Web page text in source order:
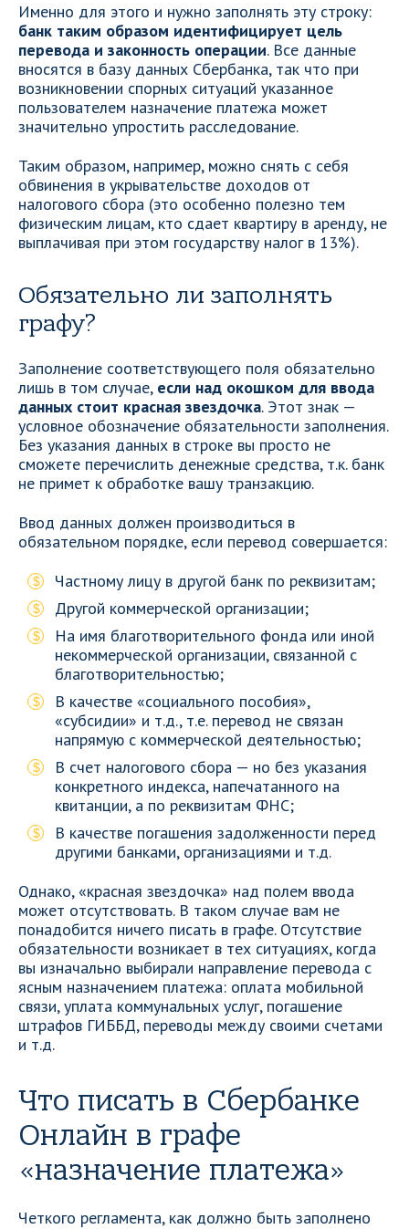
Именно для этого и нужно заполнять эту строку:
банк таким образом идентифицирует цель
перевода и законность операции. Все данные
вносятся в базу данных Сбербанка, так что при
возникновении спорных ситуаций указанное
пользователем назначение платежа может
значительно упростить расследование.
Таким образом, например, можно снять с себя
обвинения в укрывательстве доходов от
налогового сбора (это особенно полезно тем
физическим лицам, кто сдает квартиру в аренду, не
выплачивая при этом государству налог в 13%).
Обязательно ли заполнять
графу?
Заполнение соответствующего поля обязательно
лишь в том случае, если над окошком для ввода
данных стоит красная звездочка. Этот знак —
условное обозначение обязательности заполнения.
Без указания данных в строке вы просто не
сможете перечислить денежные средства, т.к. банк
не примет к обработке вашу транзакцию.
Ввод данных должен производиться в
обязательном порядке, если перевод совершается:
Частному лицу в другой банк по реквизитам;
Другой коммерческой организации;
На имя благотворительного фонда или иной
некоммерческой организации, связанной с
благотворительностью;
В качестве «социального пособия»,
«субсидии» и т.д., т.е. перевод не связан
напрямую с коммерческой деятельностью;
В счет налогового сбора — но без указания
конкретного индекса, напечатанного на
квитанции, а по реквизитам ФНС;
В качестве погашения задолженности перед
другими банками, организациями и т.д.
Однако, «красная звездочка» над полем ввода
может отсутствовать. В таком случае вам не
понадобится ничего писать в графе. Отсутствие
обязательности возникает в тех ситуациях, когда
вы изначально выбирали направление перевода с
ясным назначением платежа: оплата мобильной
связи, уплата коммунальных услуг, погашение
штрафов ГИББД, переводы между своими счетами
и т.д.
Что писать в Сбербанке
Онлайн в графе
«назначение платежа»
Четкого регламента, как должно быть заполнено